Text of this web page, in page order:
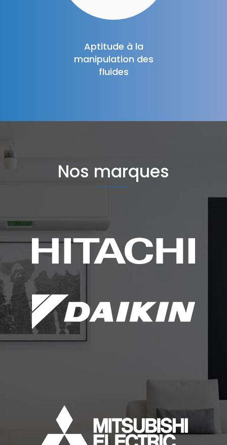
Aptitude à la
manipulation des
fluides
Nos marques